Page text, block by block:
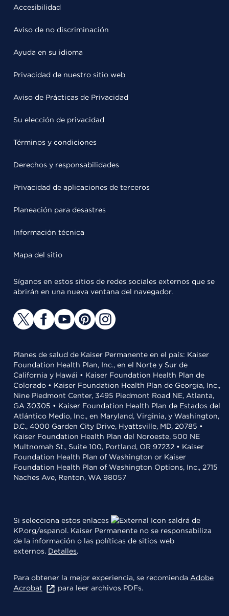
Accesibilidad
Aviso de no discriminación
Ayuda en su idioma
Privacidad de nuestro sitio web
Aviso de Prácticas de Privacidad
Su elección de privacidad
Términos y condiciones
Derechos y responsabilidades
Privacidad de aplicaciones de terceros
Planeación para desastres
Información técnica
Mapa del sitio
Síganos en estos sitios de redes sociales externos que se
abrirán en una nueva ventana del navegador.
Planes de salud de Kaiser Permanente en el país: Kaiser
Foundation Health Plan, Inc., en el Norte y Sur de
California y Hawái • Kaiser Foundation Health Plan de
Colorado • Kaiser Foundation Health Plan de Georgia, Inc.,
Nine Piedmont Center, 3495 Piedmont Road NE, Atlanta,
GA 30305 • Kaiser Foundation Health Plan de Estados del
Atlántico Medio, Inc., en Maryland, Virginia, y Washington,
D.C., 4000 Garden City Drive, Hyattsville, MD, 20785 •
Kaiser Foundation Health Plan del Noroeste, 500 NE
Multnomah St., Suite 100, Portland, OR 97232 • Kaiser
Foundation Health Plan of Washington or Kaiser
Foundation Health Plan of Washington Options, Inc., 2715
Naches Ave, Renton, WA 98057
Si selecciona estos enlaces
saldrá de
KP.org/espanol. Kaiser Permanente no se responsabiliza
de la información o las políticas de sitios web
externos. Detalles.
Para obtener la mejor experiencia, se recomienda Adobe
Acrobat
para leer archivos PDFs.